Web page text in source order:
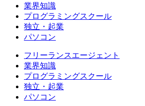
業界知識
プログラミングスクール
独立・起業
パソコン
フリーランスエージェント
業界知識
プログラミングスクール
独立・起業
パソコン